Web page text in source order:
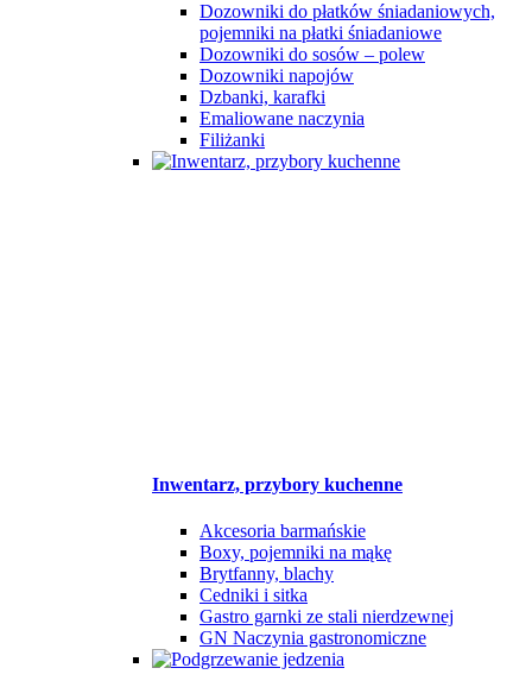
Dozowniki do płatków śniadaniowych,
pojemniki na płatki śniadaniowe
Dozowniki do sosów – polew
Dozowniki napojów
Dzbanki, karafki
Emaliowane naczynia
Filiżanki
Inwentarz, przybory kuchenne
Akcesoria barmańskie
Boxy, pojemniki na mąkę
Brytfanny, blachy
Cedniki i sitka
Gastro garnki ze stali nierdzewnej
GN Naczynia gastronomiczne